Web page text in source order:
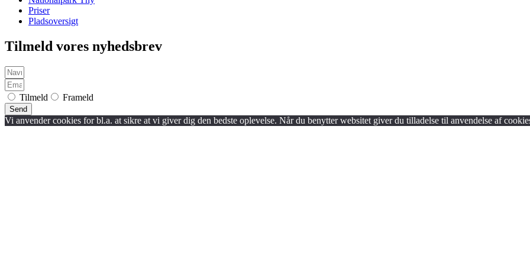
Priser
Pladsoversigt
Tilmeld vores nyhedsbrev
Tilmeld Frameld
Send
Vi anvender cookies for bl.a. at sikre at vi giver dig den bedste oplevelse. Når du benytter websitet giver du tilladelse til anvendelse af